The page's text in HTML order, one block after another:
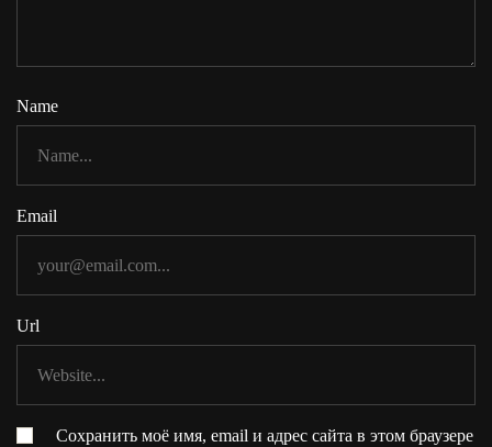
Name
Email
Url
Сохранить моё имя, email и адрес сайта в этом браузере